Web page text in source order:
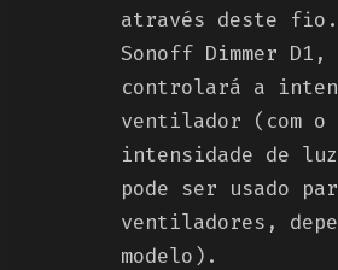
através deste
Sonoff Dimmer D1,
controlará a
ventilador (com o
intensidade de
pode ser usado
ventiladores,
modelo).